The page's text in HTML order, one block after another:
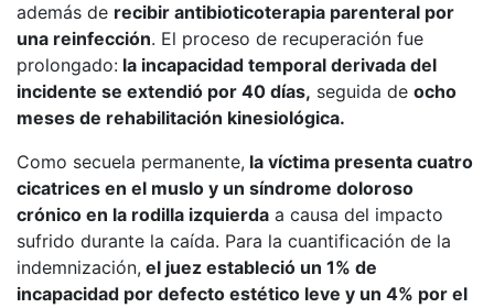
además de recibir antibioticoterapia parenteral por
una reinfección. El proceso de recuperación fue
prolongado: la incapacidad temporal derivada del
incidente se extendió por 40 días, seguida de ocho
meses de rehabilitación kinesiológica.
Como secuela permanente, la víctima presenta cuatro
cicatrices en el muslo y un síndrome doloroso
crónico en la rodilla izquierda a causa del impacto
sufrido durante la caída. Para la cuantificación de la
indemnización, el juez estableció un 1% de
incapacidad por defecto estético leve y un 4% por el